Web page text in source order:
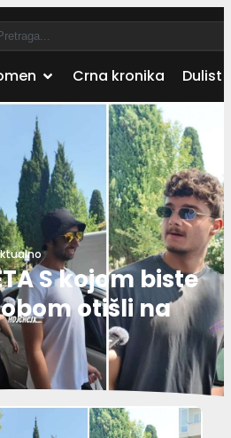
Crna kronika Dulist
S kojom biste
otišli na